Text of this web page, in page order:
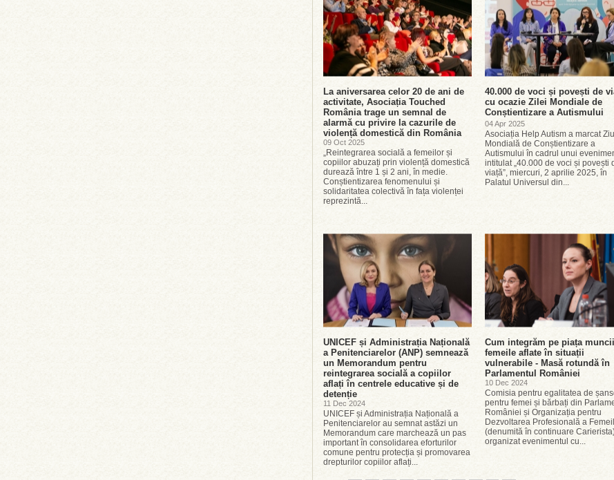
La aniversarea celor 20 de ani de
activitate, Asociația Touched
România trage un semnal de
alarmă cu privire la cazurile de
violență domestică din România
09 Oct 2025
„Reintegrarea socială a femeilor și
copiilor abuzați prin violență domestică
durează între 1 și 2 ani, în medie.
Conștientizarea fenomenului și
solidaritatea colectivă în fața violenței
reprezintă...
40.000 de voci și povești de
cu ocazie Zilei Mondiale de
Conștientizare a Autismului
04 Apr 2025
Asociația Help Autism a marcat
Mondială de Conștientizare a
Autismului în cadrul unui
intitulat „40.000 de voci și povești
viață”, miercuri, 2 aprilie 2025, în
Palatul Universul din...
UNICEF și Administrația Națională
a Penitenciarelor (ANP) semnează
un Memorandum pentru
reintegrarea socială a copiilor
aflați în centrele educative și de
detenție
11 Dec 2024
UNICEF și Administrația Națională a
Penitenciarelor au semnat astăzi un
Memorandum care marchează un pas
important în consolidarea eforturilor
comune pentru protecția și promovarea
drepturilor copiilor aflați...
Cum integrăm pe piața muncii
femeile aflate în situații
vulnerabile - Masă rotundă în
Parlamentul României
10 Dec 2024
Comisia pentru egalitatea de
pentru femei și bărbați din
României și Organizația pentru
Dezvoltarea Profesională a
(denumită în continuare
organizat evenimentul cu...